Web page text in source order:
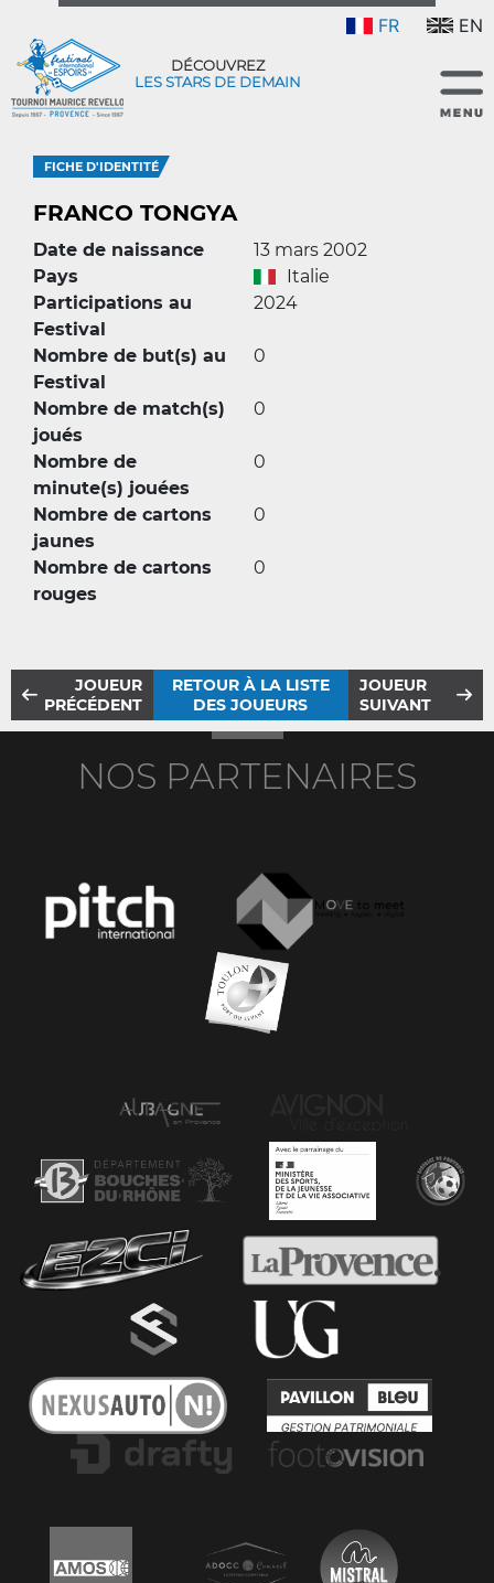
FR EN
DÉCOUVREZ
LES STARS DE DEMAIN
FICHE D'IDENTITÉ
FRANCO TONGYA
Date de naissance
13 mars 2002
Pays
Italie
Participations au
Festival
2024
Nombre de but(s) au
Festival
0
Nombre de match(s)
joués
0
Nombre de
minute(s) jouées
0
Nombre de cartons
jaunes
0
Nombre de cartons
rouges
0
JOUEUR
PRÉCÉDENT
RETOUR À LA LISTE
DES JOUEURS
JOUEUR
SUIVANT
NOS PARTENAIRES